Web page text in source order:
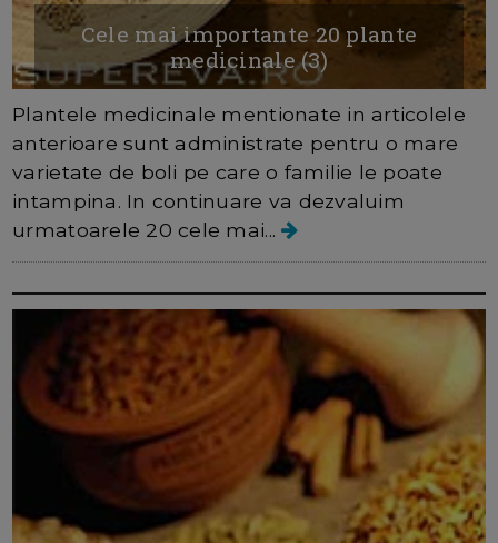
Cele mai importante 20 plante
medicinale (3)
Plantele medicinale mentionate in articolele
anterioare sunt administrate pentru o mare
varietate de boli pe care o familie le poate
intampina. In continuare va dezvaluim
urmatoarele 20 cele mai...